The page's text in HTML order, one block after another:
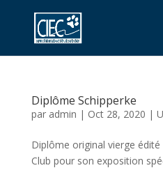
Diplôme Schipperke
par admin | Oct 28, 2020 |
Diplôme original vierge édité
Club pour son exposition